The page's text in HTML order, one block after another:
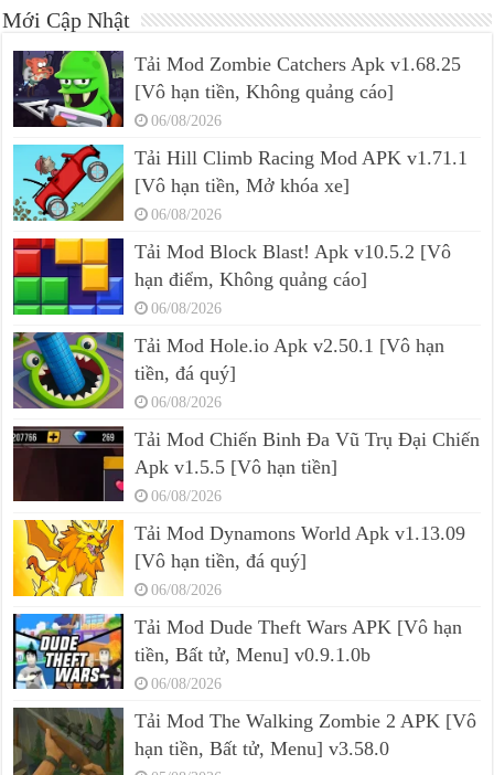
Mới Cập Nhật
Tải Mod Zombie Catchers Apk v1.68.25
[Vô hạn tiền, Không quảng cáo]
06/08/2026
Tải Hill Climb Racing Mod APK v1.71.1
[Vô hạn tiền, Mở khóa xe]
06/08/2026
Tải Mod Block Blast! Apk v10.5.2 [Vô
hạn điểm, Không quảng cáo]
06/08/2026
Tải Mod Hole.io Apk v2.50.1 [Vô hạn
tiền, đá quý]
06/08/2026
Tải Mod Chiến Binh Đa Vũ Trụ Đại Chiến
Apk v1.5.5 [Vô hạn tiền]
06/08/2026
Tải Mod Dynamons World Apk v1.13.09
[Vô hạn tiền, đá quý]
06/08/2026
Tải Mod Dude Theft Wars APK [Vô hạn
tiền, Bất tử, Menu] v0.9.1.0b
06/08/2026
Tải Mod The Walking Zombie 2 APK [Vô
hạn tiền, Bất tử, Menu] v3.58.0